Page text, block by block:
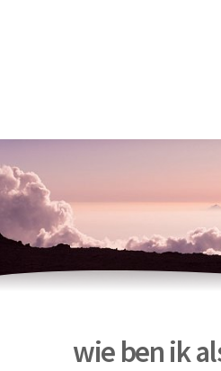
wie ben ik